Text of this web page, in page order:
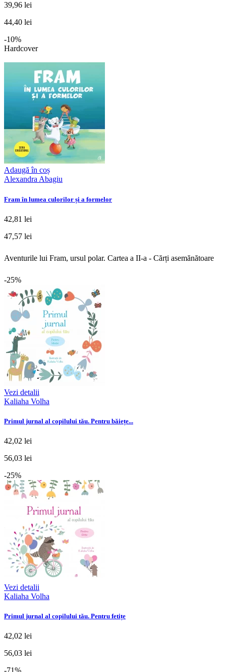
39,96 lei
44,40 lei
-10%
Hardcover
Adaugă în coș
Alexandra Abagiu
Fram în lumea culorilor și a formelor
42,81 lei
47,57 lei
Aventurile lui Fram, ursul polar. Cartea a II-a - Cărți asemănătoare
-25%
Vezi detalii
Kaliaha Volha
Primul jurnal al copilului tău. Pentru băiețe...
42,02 lei
56,03 lei
-25%
Vezi detalii
Kaliaha Volha
Primul jurnal al copilului tău. Pentru fetițe
42,02 lei
56,03 lei